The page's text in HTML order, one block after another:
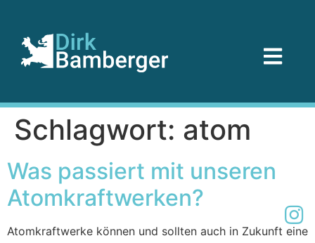
Schlagwort: atom
Was passiert mit unseren
Atomkraftwerken?
Atomkraftwerke können und sollten auch in Zukunft eine